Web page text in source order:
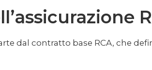
dal contratto base RCA, che